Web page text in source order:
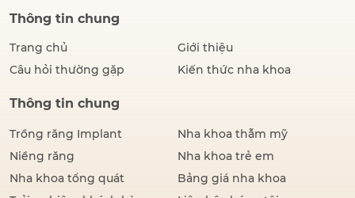
Thông tin chung
Trang chủ
Giới thiệu
Câu hỏi thường gặp
Kiến thức nha khoa
Thông tin chung
Trồng răng Implant
Nha khoa thẫm mỹ
Niềng răng
Nha khoa trẻ em
Nha khoa tổng quát
Bảng giá nha khoa